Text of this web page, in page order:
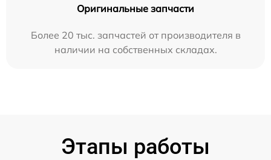
Оригинальные запчасти
Более 20 тыс. запчастей от производителя в
наличии на собственных складах.
Этапы работы